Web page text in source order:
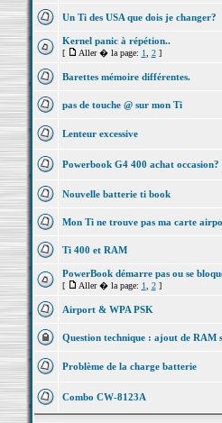
Un Ti des USA que dois je changer?
Kernel panic à répétion..
[ Aller � la page: 1 2]
Barettes mémoire différentes.
pas de touche @ sur mon Ti
Lenteur excessive
Powerbook G4 400 achat occasion?
Nouvelle batterie ti book
Mon Ti ne trouve pas ma carte
Ti 400 et RAM
PowerBook démarre pas ou se
[ Aller � la page: 1 2]
Airport & WPA PSK
Question technique : ajout de RAM
Problème de la charge batterie
Combo CW-8123A